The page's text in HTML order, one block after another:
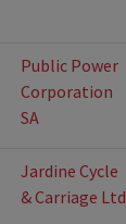
Public Power
Corporation
SA
Jardine Cycle
& Carriage Ltd